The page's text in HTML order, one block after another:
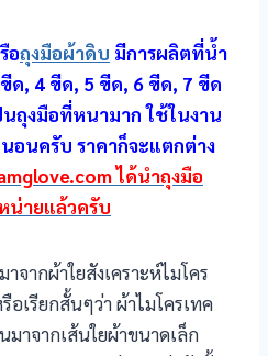
อถุงมือผ้าดิบ มีการผลิตที่น้ำ
ด, 4 ขีด, 5 ขีด, 6 ขีด, 7 ขีด
ถุงมือที่หนามาก ใช้ในงาน
อนครับ ราคาก็จะแตกต่าง
ได้นำถุงมือ
น่ายแล้วครับ
าจากผ้าใยสังเคราะห์ไมโคร
อเรียกสั้นๆว่า ผ้าไมโครเทค
าจากเส้นใยผ้าขนาดเล็ก